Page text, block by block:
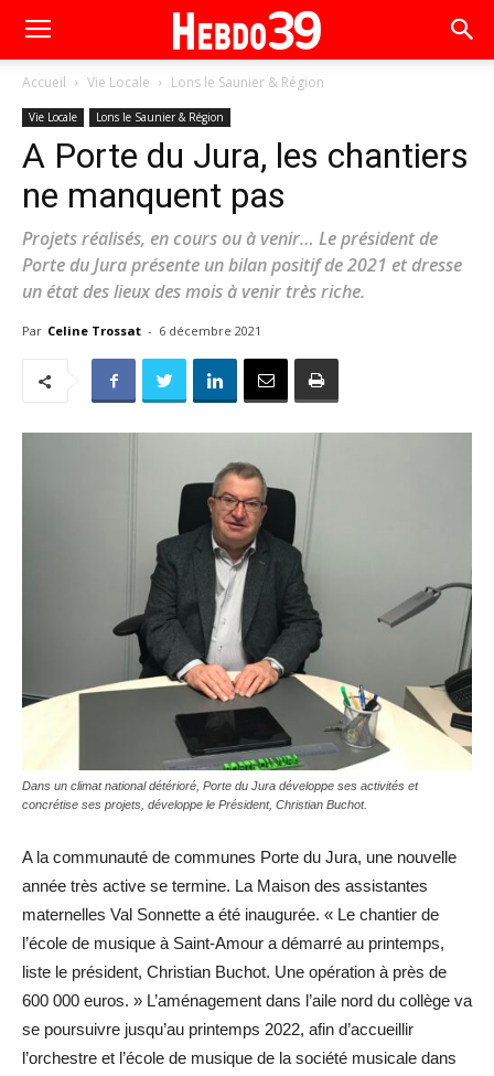
Accueil Vie Locale Lons le Saunier & Région
Vie Locale Lons le Saunier & Région
A Porte du Jura, les chantiers
ne manquent pas
Projets réalisés, en cours ou à venir… Le président de
Porte du Jura présente un bilan positif de 2021 et dresse
un état des lieux des mois à venir très riche.
Par Celine Trossat - 6 décembre 2021
Dans un climat national détérioré, Porte du Jura développe ses activités et
concrétise ses projets, développe le Président, Christian Buchot.
A la communauté de communes Porte du Jura, une nouvelle
année très active se termine. La Maison des assistantes
maternelles Val Sonnette a été inaugurée. « Le chantier de
l’école de musique à Saint-Amour a démarré au printemps,
liste le président, Christian Buchot. Une opération à près de
600 000 euros. » L’aménagement dans l’aile nord du collège va
se poursuivre jusqu’au printemps 2022, afin d’accueillir
l’orchestre et l’école de musique de la société musicale dans